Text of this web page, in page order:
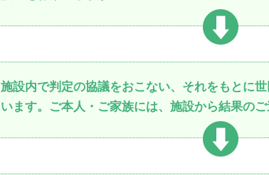
施設内で判定の協議をおこない、それをもとに
います。ご本人・ご家族には、施設から結果のご